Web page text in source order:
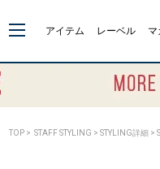
アイテム レーベル マ
TOP > STAFF STYLING > STYLING詳細 >